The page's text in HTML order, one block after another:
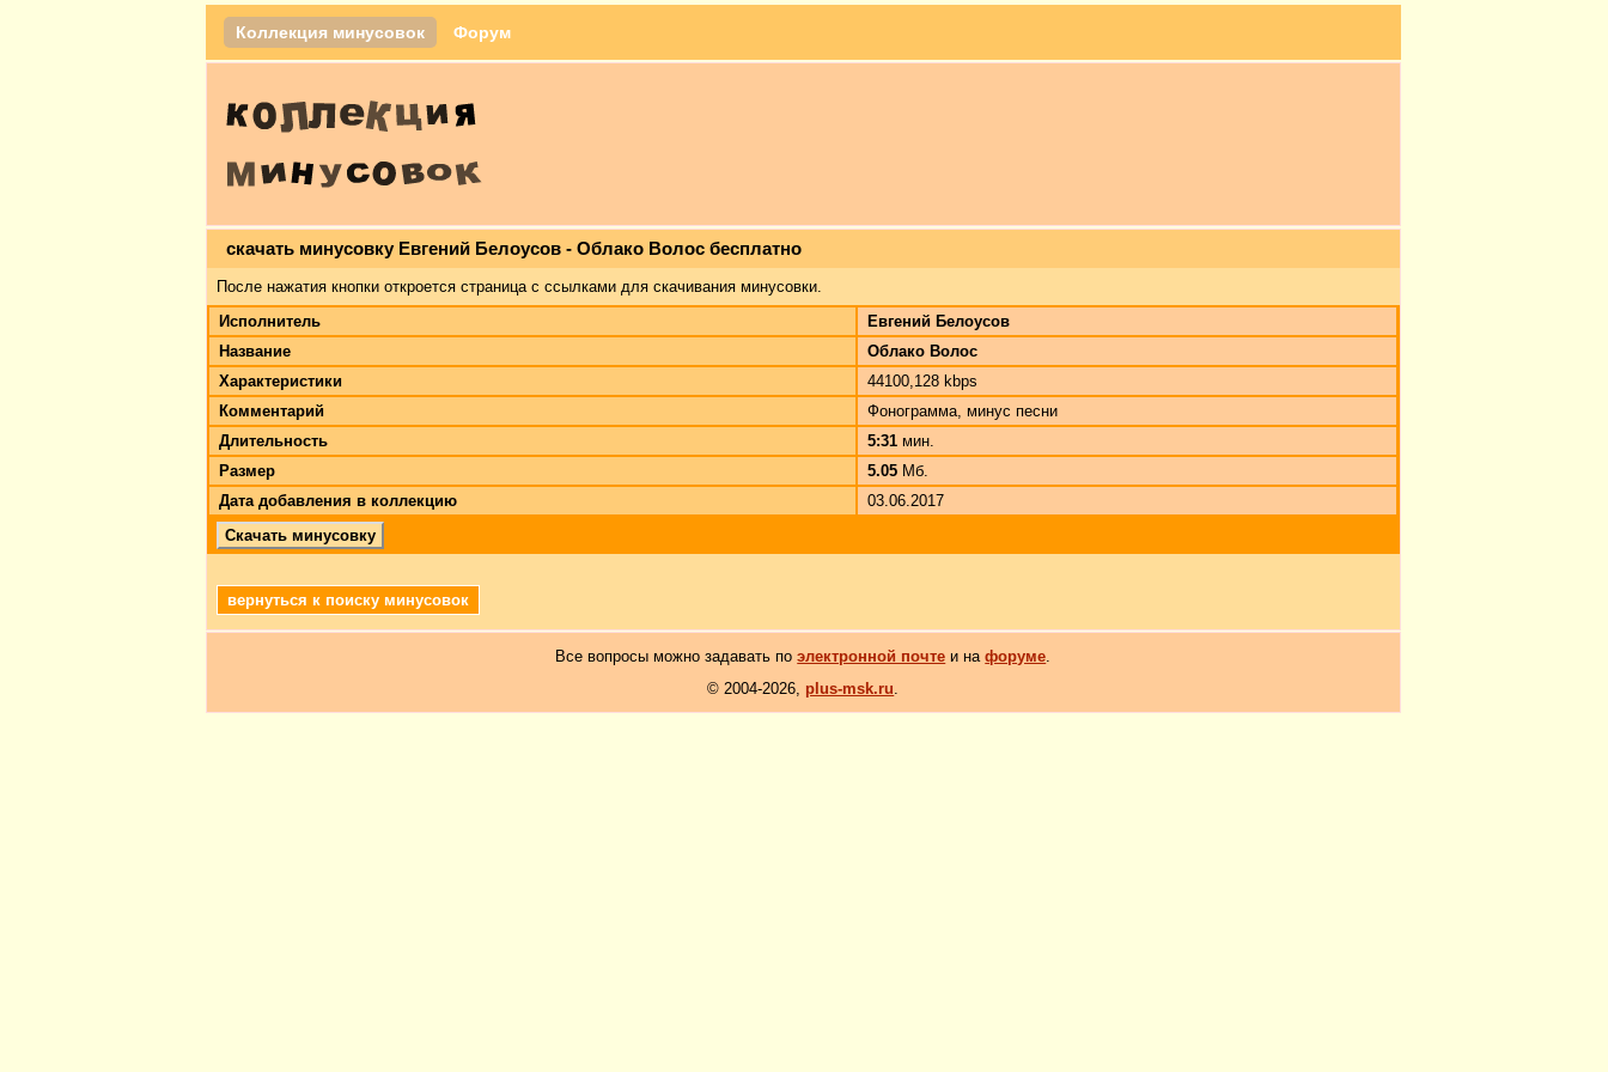
Коллекция минусовок Форум
скачать минусовку Евгений Белоусов - Облако Волос бесплатно
После нажатия кнопки откроется страница с ссылками для скачивания минусовки.
Исполнитель
Евгений Белоусов
Название
Облако Волос
Характеристики
44100,128 kbps
Комментарий
Фонограмма, минус песни
Длительность
5:31 мин.
Размер
5.05 Мб.
Дата добавления в коллекцию
03.06.2017
Скачать минусовку
вернуться к поиску минусовок
Все вопросы можно задавать поэлектронной почте и нафоруме.
© 2004-2026, plus-msk.ru.